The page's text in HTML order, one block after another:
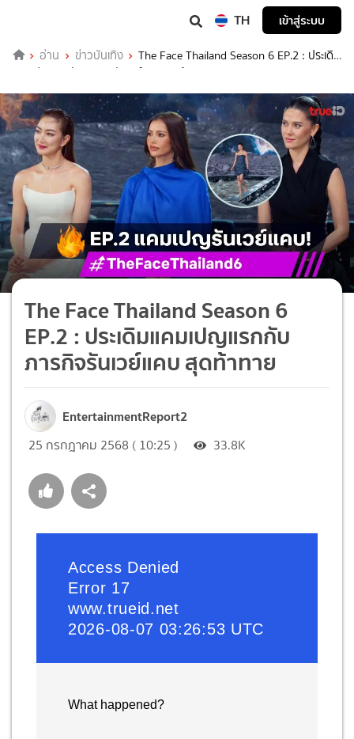
TH เข้าสู่ระบบ
อ่าน ข่าวบันเทิง
The Face Thailand Season 6 EP.2 : ประเดิม
แคมเปญแรกกับภารกิจรันเวย์แคบ สุดท้าทาย
The Face Thailand Season 6
EP.2 : ประเดิมแคมเปญแรกกับ
ภารกิจรันเวย์แคบ สุดท้าทาย
EntertainmentReport2
25 กรกฎาคม 2568 ( 10:25 ) 33.8K